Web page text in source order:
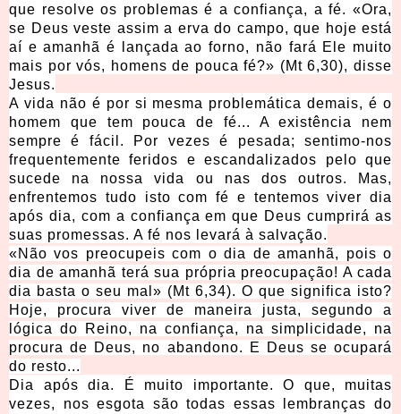
que resolve os problemas é a confiança, a fé. «Ora,
se Deus veste assim a erva do campo, que hoje está
aí e amanhã é lançada ao forno, não fará Ele muito
mais por vós, homens de pouca fé?» (Mt 6,30), disse
Jesus.
A vida não é por si mesma problemática demais, é o
homem que tem pouca de fé... A existência nem
sempre é fácil. Por vezes é pesada; sentimo-nos
frequentemente feridos e escandalizados pelo que
sucede na nossa vida ou nas dos outros. Mas,
enfrentemos tudo isto com fé e tentemos viver dia
após dia, com a confiança em que Deus cumprirá as
suas promessas. A fé nos levará à salvação.
«Não vos preocupeis com o dia de amanhã, pois o
dia de amanhã terá sua própria preocupação! A cada
dia basta o seu mal» (Mt 6,34). O que significa isto?
Hoje, procura viver de maneira justa, segundo a
lógica do Reino, na confiança, na simplicidade, na
procura de Deus, no abandono. E Deus se ocupará
do resto...
Dia após dia. É muito importante. O que, muitas
vezes, nos esgota são todas essas lembranças do